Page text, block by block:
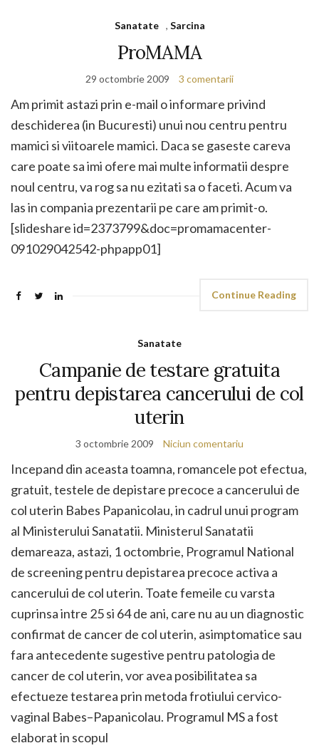
Sanatate , Sarcina
ProMAMA
29 octombrie 2009 3 comentarii
Am primit astazi prin e-mail o informare privind
deschiderea (in Bucuresti) unui nou centru pentru
mamici si viitoarele mamici. Daca se gaseste careva
care poate sa imi ofere mai multe informatii despre
noul centru, va rog sa nu ezitati sa o faceti. Acum va
las in compania prezentarii pe care am primit-o.
[slideshare id=2373799&doc=promamacenter-
091029042542-phpapp01]
Continue Reading
Sanatate
Campanie de testare gratuita
pentru depistarea cancerului de col
uterin
3 octombrie 2009 Niciun comentariu
Incepand din aceasta toamna, romancele pot efectua,
gratuit, testele de depistare precoce a cancerului de
col uterin Babes Papanicolau, in cadrul unui program
al Ministerului Sanatatii. Ministerul Sanatatii
demareaza, astazi, 1 octombrie, Programul National
de screening pentru depistarea precoce activa a
cancerului de col uterin. Toate femeile cu varsta
cuprinsa intre 25 si 64 de ani, care nu au un diagnostic
confirmat de cancer de col uterin, asimptomatice sau
fara antecedente sugestive pentru patologia de
cancer de col uterin, vor avea posibilitatea sa
efectueze testarea prin metoda frotiului cervico-
vaginal Babes–Papanicolau. Programul MS a fost
elaborat in scopul